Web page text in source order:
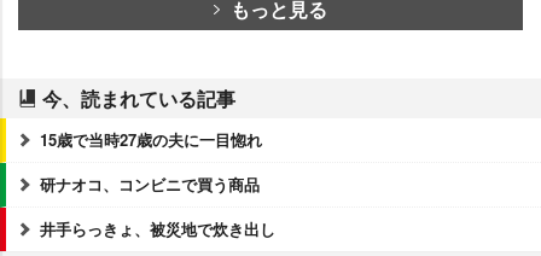
もっと見る
今、読まれている記事
15歳で当時27歳の夫に一目惚れ
研ナオコ、コンビニで買う商品
井手らっきょ、被災地で炊き出し